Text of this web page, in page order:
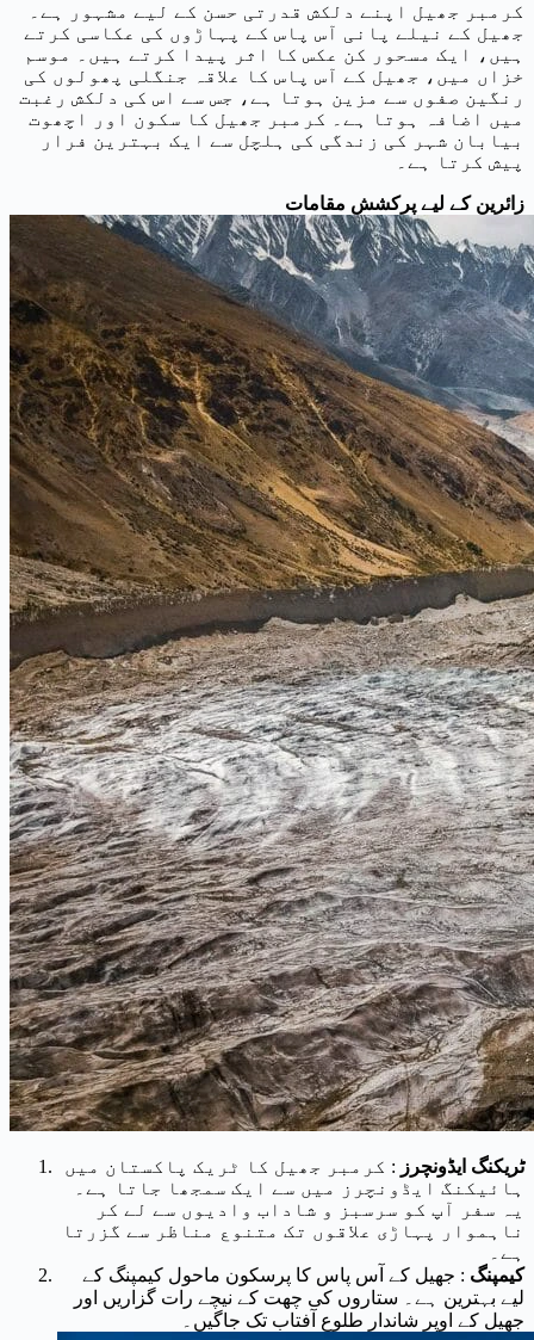
کرمبر جھیل اپنے دلکش قدرتی حسن کے لیے مشہور ہے۔
جھیل کے نیلے پانی آس پاس کے پہاڑوں کی عکاسی کرتے
ہیں، ایک مسحور کن عکس کا اثر پیدا کرتے ہیں۔ موسم
خزاں میں، جھیل کے آس پاس کا علاقہ جنگلی پھولوں کی
رنگین صفوں سے مزین ہوتا ہے، جس سے اس کی دلکش رغبت
میں اضافہ ہوتا ہے۔ کرمبر جھیل کا سکون اور اچھوت
بیابان شہر کی زندگی کی ہلچل سے ایک بہترین فرار
پیش کرتا ہے۔
زائرین کے لیے پرکشش مقامات
ٹریکنگ ایڈونچرز : کرمبر جھیل کا ٹریک پاکستان میں
ہائیکنگ ایڈونچرز میں سے ایک سمجھا جاتا ہے۔
یہ سفر آپ کو سرسبز و شاداب وادیوں سے لے کر
ناہموار پہاڑی علاقوں تک متنوع مناظر سے گزرتا
ہے۔
کیمپنگ : جھیل کے آس پاس کا پرسکون ماحول کیمپنگ کے
لیے بہترین ہے۔ ستاروں کی چھت کے نیچے رات گزاریں اور
جھیل کے اوپر شاندار طلوع آفتاب تک جاگیں۔